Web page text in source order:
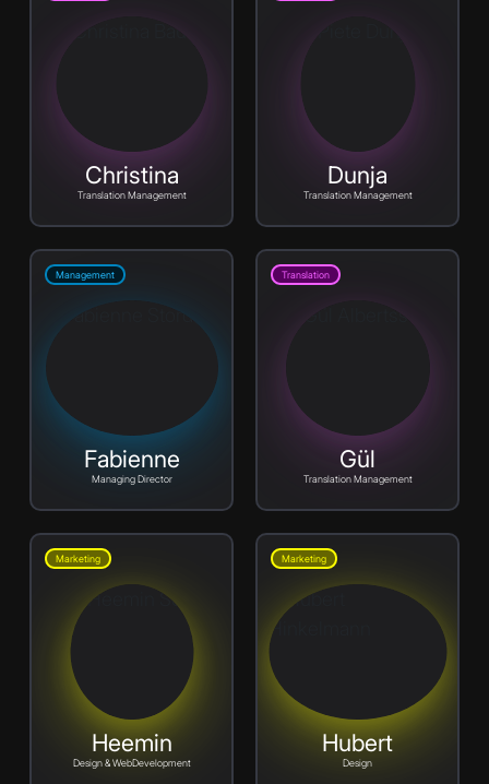
Christina
Translation Management
Dunja
Translation Management
Management
Fabienne
Managing Director
Translation
Gül
Translation Management
Marketing
Heemin
Design & WebDevelopment
Marketing
Hubert
Design